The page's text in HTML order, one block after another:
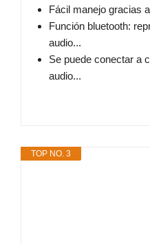
Fácil manejo gracias
Función bluetooth:
audio...
Se puede conectar a
audio...
TOP NO. 3